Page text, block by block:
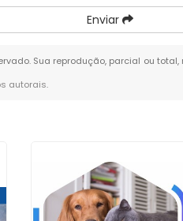
Enviar
Sua reprodução, parcial ou
autorais.